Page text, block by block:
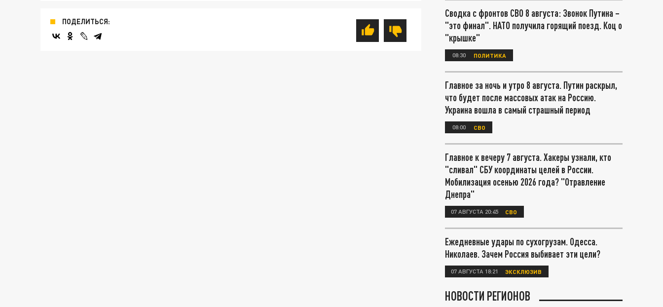
ПОДЕЛИТЬСЯ:
Сводка с фронтов СВО 8 августа: Звонок Путина –
"это финал". НАТО получила горящий поезд. Коц о
"крышке"
08:30 ПОЛИТИКА
Главное за ночь и утро 8 августа. Путин раскрыл,
что будет после массовых атак на Россию.
Украина вошла в самый страшный период
08:00 СВО
Главное к вечеру 7 августа. Хакеры узнали, кто
"сливал" СБУ координаты целей в России.
Мобилизация осенью 2026 года? "Отравление
Днепра"
07 АВГУСТА 20:45 СВО
Ежедневные удары по сухогрузам. Одесса.
Николаев. Зачем Россия выбивает эти цели?
07 АВГУСТА 18:21 ЭКСКЛЮЗИВ
НОВОСТИ РЕГИОНОВ